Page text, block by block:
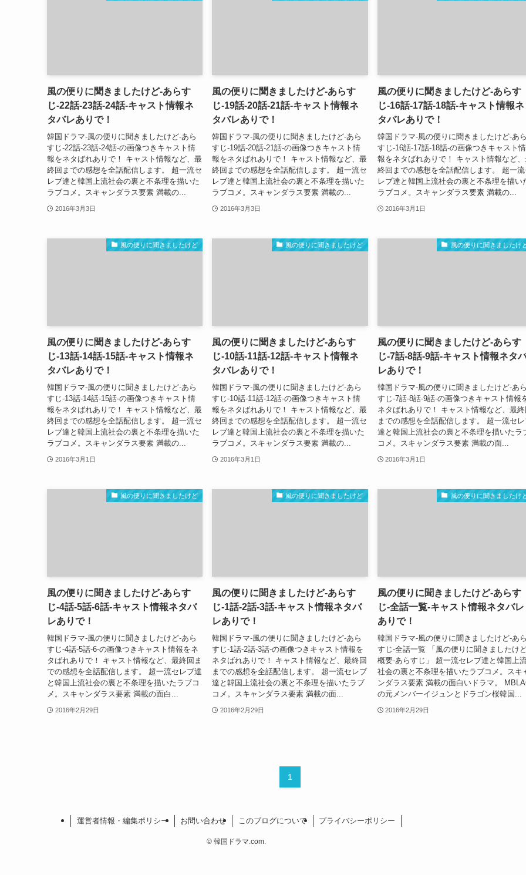
風の便りに聞きましたけど-あらす
じ-22話-23話-24話-キャスト情報ネ
タバレありで！
韓国ドラマ-風の便りに聞きましたけど-あら
すじ-22話-23話-24話-の画像つきキャスト情
報をネタばれありで！ キャスト情報など、最
終回までの感想を全話配信します。 超一流セ
レブ達と韓国上流社会の裏と不条理を描いた
ラブコメ。スキャンダラス要素 満載の...
2016年3月3日
風の便りに聞きましたけど-あらす
じ-19話-20話-21話-キャスト情報ネ
タバレありで！
韓国ドラマ-風の便りに聞きましたけど-あら
すじ-19話-20話-21話-の画像つきキャスト情
報をネタばれありで！ キャスト情報など、最
終回までの感想を全話配信します。 超一流セ
レブ達と韓国上流社会の裏と不条理を描いた
ラブコメ。スキャンダラス要素 満載の...
2016年3月3日
風の便りに聞きましたけど-あらす
じ-16話-17話-18話-キャスト情報ネ
タバレありで！
韓国ドラマ-風の便りに聞きましたけど-あら
すじ-16話-17話-18話-の画像つきキャスト情
報をネタばれありで！ キャスト情報など、
終回までの感想を全話配信します。 超一流
レブ達と韓国上流社会の裏と不条理を描い
ラブコメ。スキャンダラス要素 満載の...
2016年3月1日
風の便りに聞きましたけど
風の便りに聞きましたけど-あらす
じ-13話-14話-15話-キャスト情報ネ
タバレありで！
韓国ドラマ-風の便りに聞きましたけど-あら
すじ-13話-14話-15話-の画像つきキャスト情
報をネタばれありで！ キャスト情報など、最
終回までの感想を全話配信します。 超一流セ
レブ達と韓国上流社会の裏と不条理を描いた
ラブコメ。スキャンダラス要素 満載の...
2016年3月1日
風の便りに聞きましたけど
風の便りに聞きましたけど-あらす
じ-10話-11話-12話-キャスト情報ネ
タバレありで！
韓国ドラマ-風の便りに聞きましたけど-あら
すじ-10話-11話-12話-の画像つきキャスト情
報をネタばれありで！ キャスト情報など、最
終回までの感想を全話配信します。 超一流セ
レブ達と韓国上流社会の裏と不条理を描いた
ラブコメ。スキャンダラス要素 満載の...
2016年3月1日
風の便りに聞きましたけ
風の便りに聞きましたけど-あらす
じ-7話-8話-9話-キャスト情報ネタ
レありで！
韓国ドラマ-風の便りに聞きましたけど-あら
すじ-7話-8話-9話-の画像つきキャスト情報
ネタばれありで！ キャスト情報など、最終
までの感想を全話配信します。 超一流セ
達と韓国上流社会の裏と不条理を描いたラ
コメ。スキャンダラス要素 満載の面...
2016年3月1日
風の便りに聞きましたけど
風の便りに聞きましたけど-あらす
じ-4話-5話-6話-キャスト情報ネタバ
レありで！
韓国ドラマ-風の便りに聞きましたけど-あら
すじ-4話-5話-6-の画像つきキャスト情報をネ
タばれありで！ キャスト情報など、最終回ま
での感想を全話配信します。 超一流セレブ達
と韓国上流社会の裏と不条理を描いたラブコ
メ。スキャンダラス要素 満載の面白...
2016年2月29日
風の便りに聞きましたけど
風の便りに聞きましたけど-あらす
じ-1話-2話-3話-キャスト情報ネタバ
レありで！
韓国ドラマ-風の便りに聞きましたけど-あら
すじ-1話-2話-3話-の画像つきキャスト情報を
ネタばれありで！ キャスト情報など、最終回
までの感想を全話配信します。 超一流セレブ
達と韓国上流社会の裏と不条理を描いたラブ
コメ。スキャンダラス要素 満載の面...
2016年2月29日
風の便りに聞きましたけ
風の便りに聞きましたけど-あらす
じ-全話一覧-キャスト情報ネタバレ
ありで！
韓国ドラマ-風の便りに聞きましたけど-あら
すじ-全話一覧 「風の便りに聞きましたけ
概要-あらすじ」 超一流セレブ達と韓国上
社会の裏と不条理を描いたラブコメ。スキ
ンダラス要素 満載の面白いドラマ。
の元メンバーイジュンとドラゴン桜韓国...
2016年2月29日
1
運営者情報・編集ポリシー お問い合わせ このブログについて プライバシーポリシー
©韓国ドラマ.com.